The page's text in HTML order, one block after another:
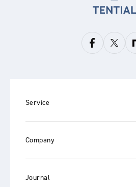
Service
Company
Journal